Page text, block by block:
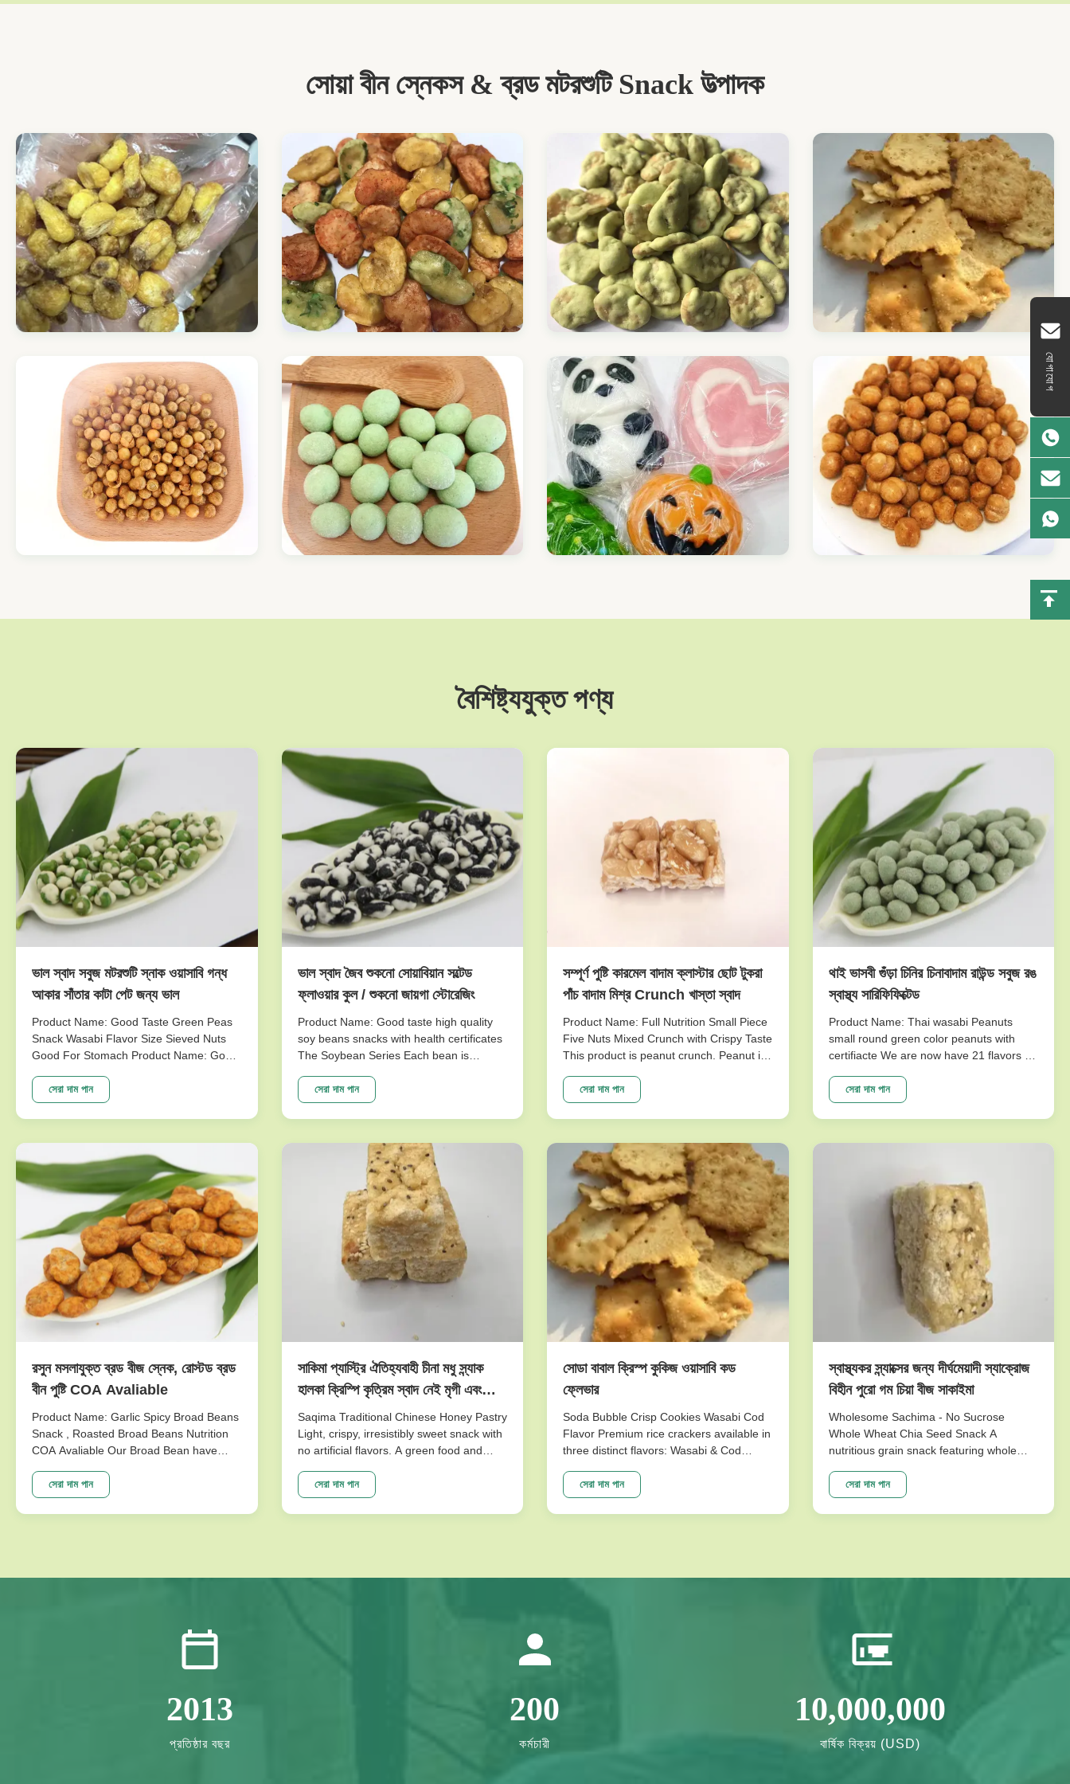
যোগাযোগ
সোয়া বীন স্নেকস & ব্রড মটরশুটি Snack উত্পাদক
বৈশিষ্ট্যযুক্ত পণ্য
ভাল স্বাদ সবুজ মটরশুটি স্নাক ওয়াসাবি গন্ধ
আকার সাঁতার কাটা পেট জন্য ভাল
Product Name: Good Taste Green Peas
Snack Wasabi Flavor Size Sieved Nuts
Good For Stomach Product Name: Good
Size Sieved Nuts Good For Stomach The
selling points NON-GMO,.free from
frying,Good for Spleen & Stomach
সেরা দাম পান
ভাল স্বাদ জৈব শুকনো সোয়াবিয়ান সল্টেড
ফ্লাওয়ার কুল / শুকনো জায়গা স্টোরেজিং
Product Name: Good taste high quality
soy beans snacks with health certificates
The Soybean Series Each bean is
the biggest beans are roasted with our
great care on the production line
imported from Japan. We believe our
সেরা দাম পান
সম্পূর্ণ পুষ্টি কারমেল বাদাম ক্লাস্টার ছোট টুকরা
পাঁচ বাদাম মিশ্র Crunch খাস্তা স্বাদ
Product Name: Full Nutrition Small Piece
Five Nuts Mixed Crunch with Crispy Taste
This product is peanut crunch. Peanut is
made of peanuts is cripsy and tasty.And it
will give you joyful and unforgetable
experience. This product is one of our
সেরা দাম পান
থাই ভাসবী গুঁড়া চিনির চিনাবাদাম রাউন্ড সবুজ রঙ
স্বাস্থ্য সারিফিফিক্টেড
Product Name: Thai wasabi Peanuts
small round green color peanuts with
certifiacte We are now have 21 flavors of
requests. Our main products are nut
snacks , peanuts, peas, beans, dry fruits,
frozen vegetables , and other agricultural
সেরা দাম পান
রসুন মসলাযুক্ত ব্রড বীজ স্নেক, রোস্টড ব্রড
বীন পুষ্টি COA Avaliable
Product Name: Garlic Spicy Broad Beans
Snack , Roasted Broad Beans Nutrition
COA Avaliable Our Broad Bean have
on the traditional flavor. After the effort
our research department, we frist created
braod bean chips in China. Introducing
সেরা দাম পান
সাকিমা প্যাস্ট্রি ঐতিহ্যবাহী চীনা মধু স্ন্যাক
হালকা ক্রিস্পি কৃত্রিম স্বাদ নেই মৃগী এবং
পেটের জন্য ভাল
Saqima Traditional Chinese Honey Pastry
Light, crispy, irresistibly sweet snack with
no artificial flavors. A green food and
Specifications Product Name Saqima
Traditional Chinese Honey Pastry Light
Crispy Irresistibly Sweet Snack No
সেরা দাম পান
সোডা বাবাল ক্রিস্প কুকিজ ওয়াসাবি কড
ফ্লেভার
Soda Bubble Crisp Cookies Wasabi Cod
Flavor Premium rice crackers available in
three distinct flavors: Wasabi & Cod
baked for a low-fat, crispy texture that
satisfies cravings without compromising
on health. Product Specifications
সেরা দাম পান
স্বাস্থ্যকর স্ন্যাক্সের জন্য দীর্ঘমেয়াদী স্যাক্রোজ
বিহীন পুরো গম চিয়া বীজ সাকাইমা
Wholesome Sachima - No Sucrose
Whole Wheat Chia Seed Snack A
nutritious grain snack featuring whole
formulated without sucrose for healthy
energy needs. Perfect for health-
conscious consumers seeking long shelf
সেরা দাম পান
2013
প্রতিষ্ঠার বছর
200
কর্মচারী
10,000,000
বার্ষিক বিক্রয় (USD)